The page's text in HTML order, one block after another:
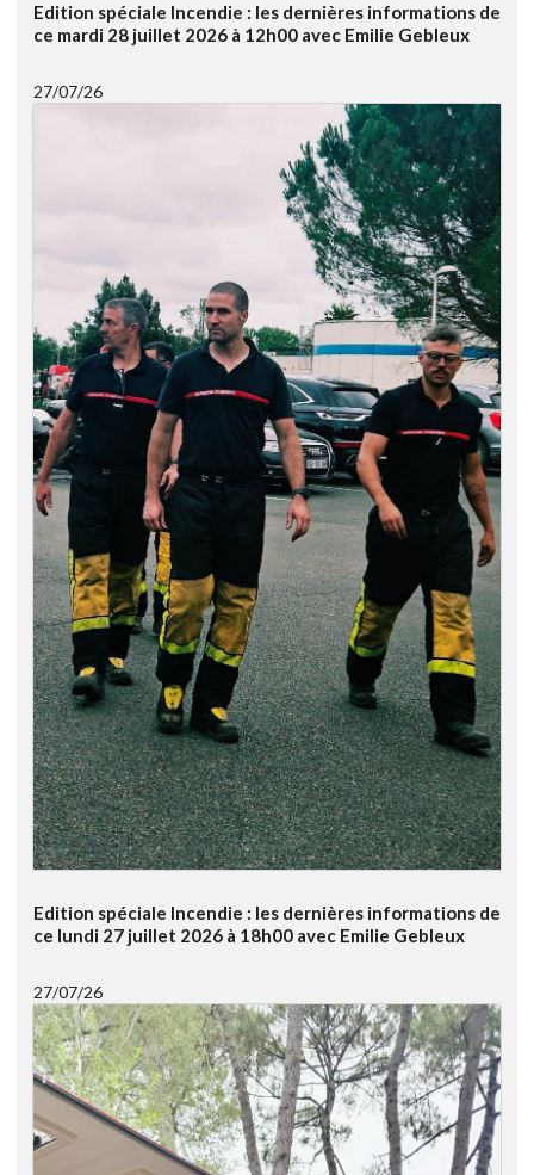
Edition spéciale Incendie : les dernières informations de
ce mardi 28 juillet 2026 à 12h00 avec Emilie Gebleux
27/07/26
Edition spéciale Incendie : les dernières informations de
ce lundi 27 juillet 2026 à 18h00 avec Emilie Gebleux
27/07/26